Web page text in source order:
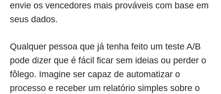
envie os vencedores mais prováveis com base em
seus dados.
Qualquer pessoa que já tenha feito um teste A/B
pode dizer que é fácil ficar sem ideias ou perder o
fôlego. Imagine ser capaz de automatizar o
processo e receber um relatório simples sobre o